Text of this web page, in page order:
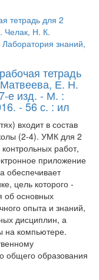
тетрадь
Е. Н.
е изд. - М. :
- 56 с. : ил
входит в состав
(2-4). УМК для 2
работ,
приложение
обеспечивает
цель которого -
об основных
опыта и знаний,
дисциплин, а
на компьютере.
общего образования